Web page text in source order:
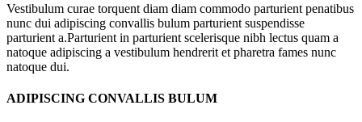
Vestibulum curae torquent diam diam commodo parturient penatibus
nunc dui adipiscing convallis bulum parturient suspendisse
parturient a.Parturient in parturient scelerisque nibh lectus quam a
natoque adipiscing a vestibulum hendrerit et pharetra fames nunc
natoque dui.
ADIPISCING CONVALLIS BULUM